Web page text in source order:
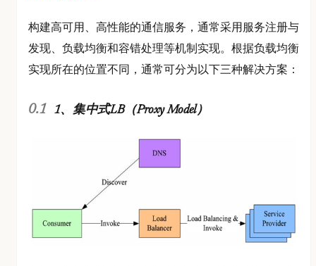
构建高可用、高性能的通信服务，通常采用服务注册与
发现、负载均衡和容错处理等机制实现。根据负载均衡
实现所在的位置不同，通常可分为以下三种解决方案：
1、集中式LB（Proxy Model）